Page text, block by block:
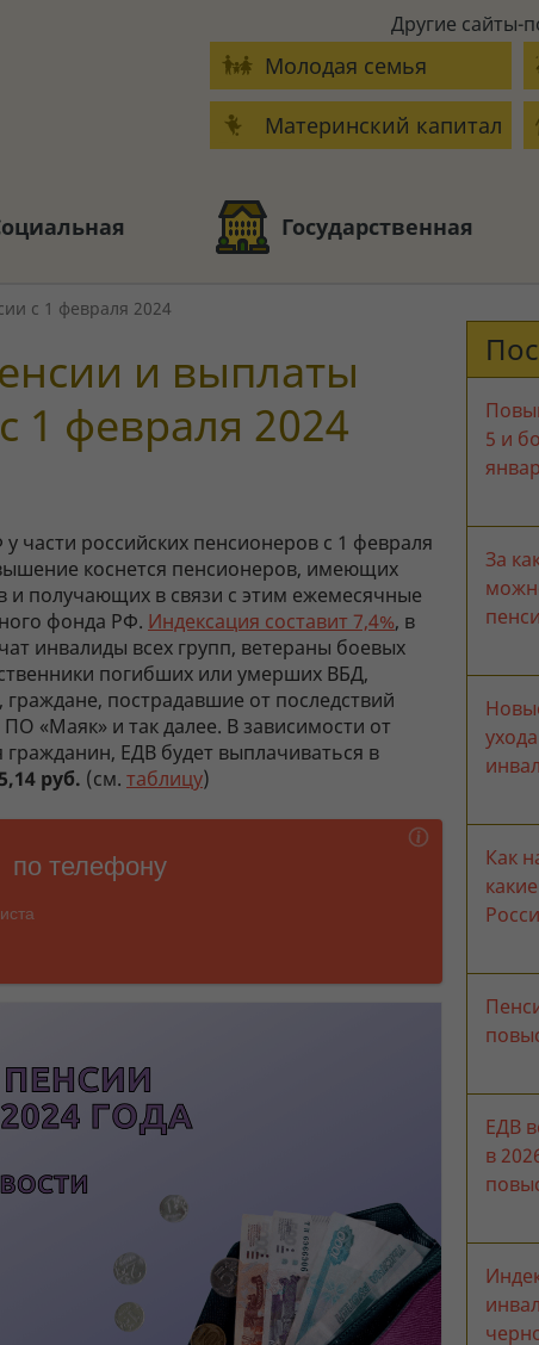
Другие сайты-
Молодая семья
Материнский капитал
Государственная
с 1 февраля 2024
и выплаты
1 февраля 2024
части российских пенсионеров с 1 февраля
коснется пенсионеров, имеющих
и получающих в связи с этим ежемесячные
фонда РФ. Индексация составит 7,4%, в
инвалиды всех групп, ветераны боевых
погибших или умерших ВБД,
пострадавшие от последствий
«Маяк» и так далее. В зависимости от
гражданин, ЕДВ будет выплачиваться в
руб. (см. таблицу)
5 и
За
Как
ЕДВ
в